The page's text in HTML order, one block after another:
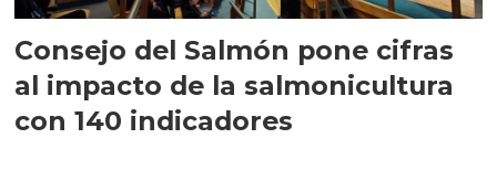
Consejo del Salmón pone cifras
al impacto de la salmonicultura
con 140 indicadores